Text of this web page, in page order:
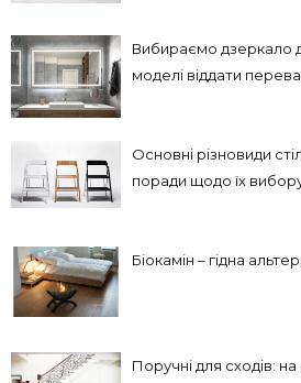
Вибираємо дзеркало
моделі віддати
Основні різновиди
поради щодо їх
Біокамін – гідна
Поручні для сходів: